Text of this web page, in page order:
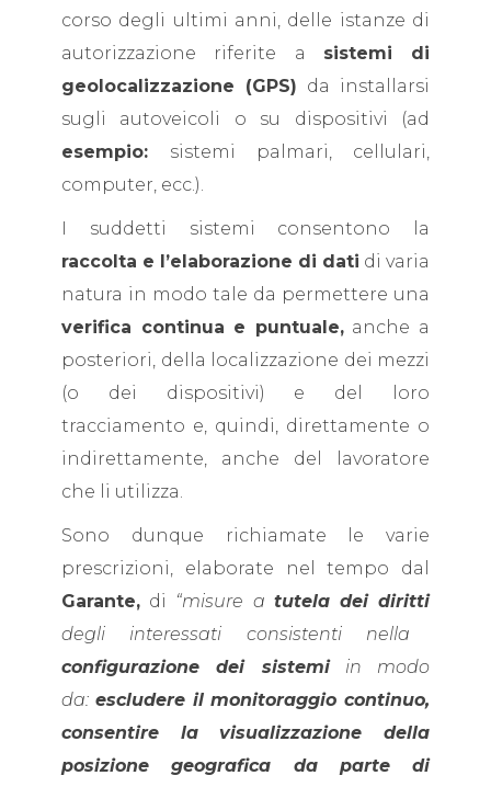
corso degli ultimi anni, delle istanze di
autorizzazione riferite a sistemi di
geolocalizzazione (GPS) da installarsi
sugli autoveicoli o su dispositivi (ad
esempio: sistemi palmari, cellulari,
computer, ecc.).
I suddetti sistemi consentono la
raccolta e l’elaborazione di dati di varia
natura in modo tale da permettere una
verifica continua e puntuale,anche a
posteriori, della localizzazione dei mezzi
(o dei dispositivi) e del loro
tracciamento e, quindi, direttamente o
indirettamente, anche del lavoratore
che li utilizza.
Sono dunque richiamate le varie
prescrizioni, elaborate nel tempo dal
Garante, di “misure a tutela dei diritti
degli interessati consistenti nella
configurazione dei sistemiin modo
da: escludere il monitoraggio continuo,
consentire la visualizzazione della
posizione geografica da parte di